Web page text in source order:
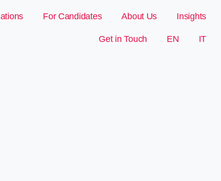
For Candidates About Us Insights
Get in Touch EN IT